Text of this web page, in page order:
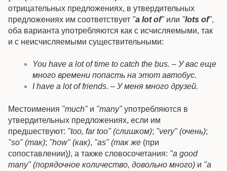
отрицательных предложениях, в утвердительных
предложениях им соответствует "a lot of"или "lots of",
оба варианта употребляются как с исчисляемыми, так
и с неисчисляемыми существительными:
You have a lot of time to catch the bus. – У вас еще
много времени попасть на этот автобус.
I have a lot of friends. – У меня много друзей.
Местоимения "much"и "many"употребляются в
утвердительных предложениях, если им
предшествуют: "too, far too" (слишком); "very" (очень);
"so" (так); "how" (как), "as" (так же (при
сопоставлении)), а также словосочетания: "a good
many" (порядочное количество, довольно много) и "a